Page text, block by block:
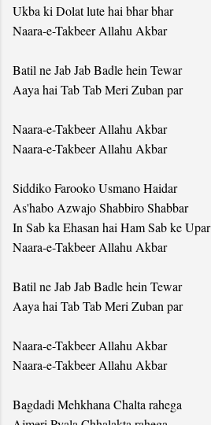
Ukba ki Dolat lute hai bhar bhar
Naara-e-Takbeer Allahu Akbar
Batil ne Jab Jab Badle hein Tewar
Aaya hai Tab Tab Meri Zuban par
Naara-e-Takbeer Allahu Akbar
Naara-e-Takbeer Allahu Akbar
Siddiko Farooko Usmano Haidar
As'habo Azwajo Shabbiro Shabbar
In Sab ka Ehasan hai Ham Sab ke Upar
Naara-e-Takbeer Allahu Akbar
Batil ne Jab Jab Badle hein Tewar
Aaya hai Tab Tab Meri Zuban par
Naara-e-Takbeer Allahu Akbar
Naara-e-Takbeer Allahu Akbar
Bagdadi Mehkhana Chalta rahega